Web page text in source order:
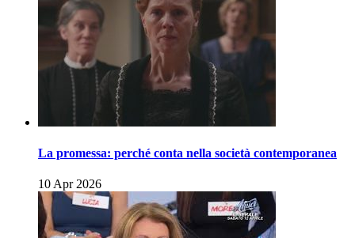
La promessa: perché conta nella società contemporanea
10 Apr 2026